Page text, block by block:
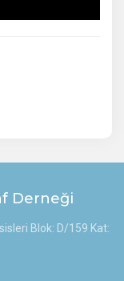
Derneği
Blok: D/159 Kat: